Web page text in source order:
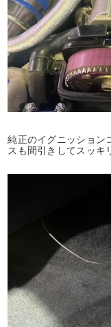
純正のイグニッション
スも間引きしてスッキ